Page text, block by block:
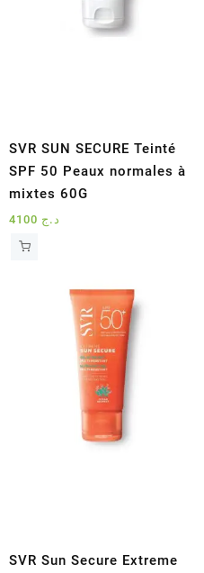
SVR SUN SECURE Teinté
SPF 50 Peaux normales à
mixtes 60G
د.ج
SVR Sun Secure Extreme